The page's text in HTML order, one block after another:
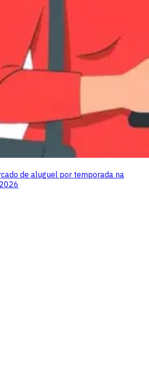
de aluguel por temporada na